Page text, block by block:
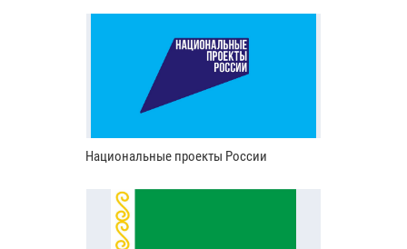
Национальные проекты России